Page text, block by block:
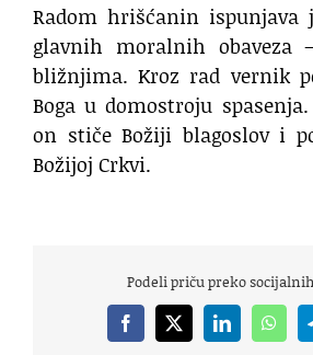
Radom hrišćanin ispunjava
glavnih moralnih obaveza
bližnjima. Kroz rad vernik
Boga u domostroju
on stiče Božiji blagoslov i
Božijoj Crkvi.
Podeli priču preko
Facebook
X LinkedIn